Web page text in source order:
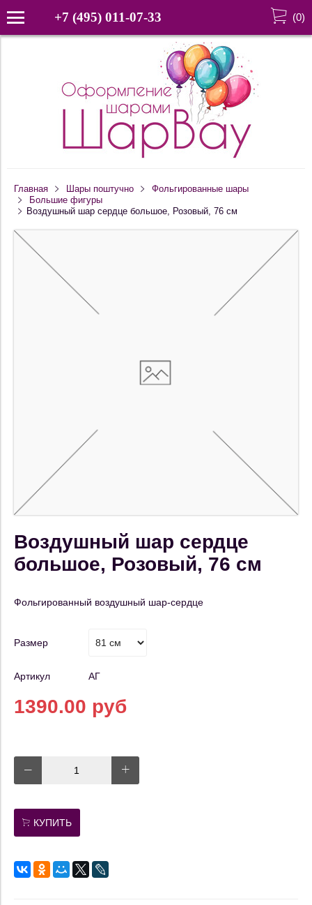
+7 (495) 011-07-33 (0)
Главная Шары поштучно
Фольгированные шары
Большие фигуры
Воздушный шар сердце большое, Розовый, 76 см
Воздушный шар сердце
большое, Розовый, 76 см
Фольгированный воздушный шар-сердце
Размер
Артикул АГ
1390.00 руб
КУПИТЬ